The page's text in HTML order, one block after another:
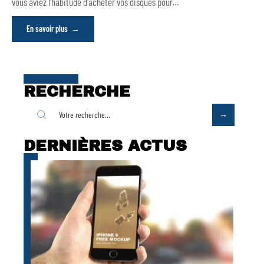
En savoir plus
RECHERCHE
DERNIÈRES ACTUS